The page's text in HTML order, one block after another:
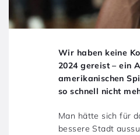
Wir haben keine
2024 gereist – ein
amerikanischen
so schnell nicht
Man hätte sich für
bessere Stadt